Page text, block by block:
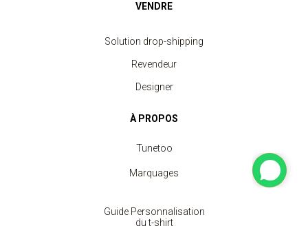
VENDRE
Solution drop-shipping
Revendeur
Designer
À PROPOS
Tunetoo
Marquages
Guide Personnalisation
du t-shirt